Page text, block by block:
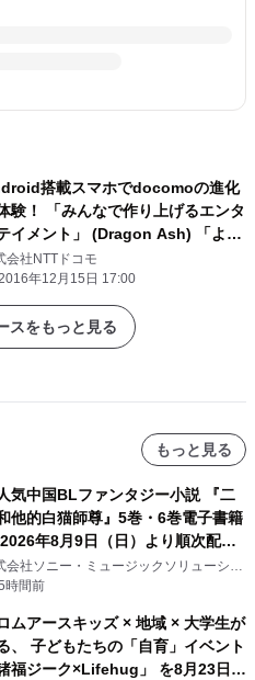
搭載スマホでdocomoの進化
験！ 「みんなで作り上げるエンタ
イメント」 (Dragon Ash) 「より
の生々しさを引き立てる作品」
SQUARE GARDEN) 超絶臨
VRライブ「LIVE for YOU」本日
開催！ 12月15日(木)～25日(日)
スカイツリータウン(R)ソラマチ
会社NTTドコモ
年12月15日 17:00
スをもっと見る
もっと見る
気中国BLファンタジー小説 『二
他的白猫師尊』5巻・6巻電子書籍
年8月9日（日）より順次配信
会社ソニー・ミュージックソリューショ
時間前
ムアースキッズ × 地域 × 大学生が
、 子どもたちの「自育」イベント
諸福ジーク×Lifehug」 を8月23日